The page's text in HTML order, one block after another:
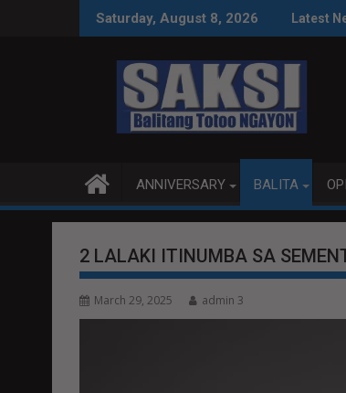
Saturday, August 8, 2026 Latest
SA WPS O MAGBITIW
SA KONGRESO NA SUSPENDIHIN
ANNIVERSARY BALITA
2 LALAKI ITINUMBA SA
March 29, 2025 admin 3